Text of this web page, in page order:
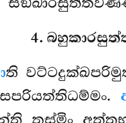
4.
ති